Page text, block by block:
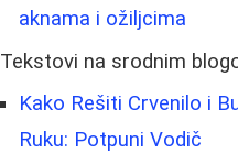
aknama i ožiljcima
Tekstovi na srodnim
Kako Rešiti Crvenilo i
Ruku: Potpuni Vodič